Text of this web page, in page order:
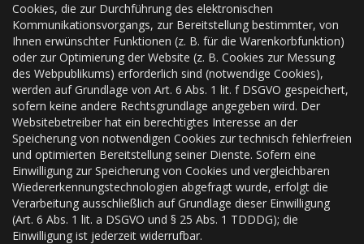
Cookies, die zur Durchführung des elektronischen
Kommunikationsvorgangs, zur Bereitstellung bestimmter, von
Ihnen erwünschter Funktionen (z. B. für die Warenkorbfunktion)
oder zur Optimierung der Website (z. B. Cookies zur Messung
des Webpublikums) erforderlich sind (notwendige Cookies),
werden auf Grundlage von Art. 6 Abs. 1 lit. f DSGVO gespeichert,
sofern keine andere Rechtsgrundlage angegeben wird. Der
Websitebetreiber hat ein berechtigtes Interesse an der
Speicherung von notwendigen Cookies zur technisch fehlerfreien
und optimierten Bereitstellung seiner Dienste. Sofern eine
Einwilligung zur Speicherung von Cookies und vergleichbaren
Wiedererkennungstechnologien abgefragt wurde, erfolgt die
Verarbeitung ausschließlich auf Grundlage dieser Einwilligung
(Art. 6 Abs. 1 lit. a DSGVO und § 25 Abs. 1 TDDDG); die
Einwilligung ist jederzeit widerrufbar.